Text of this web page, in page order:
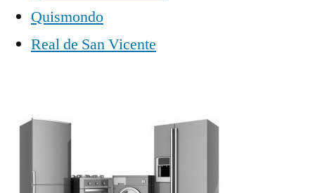
Quismondo
Real de San Vicente